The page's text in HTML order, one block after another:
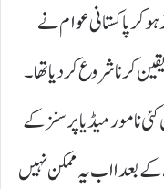
کر پاکستانی عوام نے
کرنا شروع کر دیا تھا ۔
نامور میڈیا پرسنز کے
بعد ا اب یہ ممکن نہیں